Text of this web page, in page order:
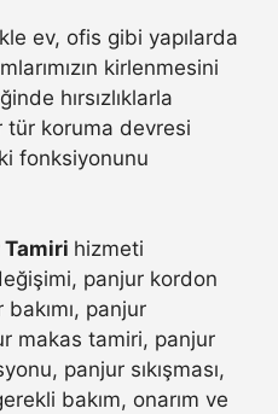
ev, ofis gibi yapılarda
kirlenmesini
hırsızlıklarla
tür koruma devresi
fonksiyonunu
hizmeti
panjur kordon
panjur
makas tamiri, panjur
panjur sıkışması,
bakım, onarım ve